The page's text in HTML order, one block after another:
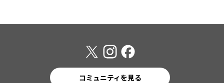
コミュニティを見る